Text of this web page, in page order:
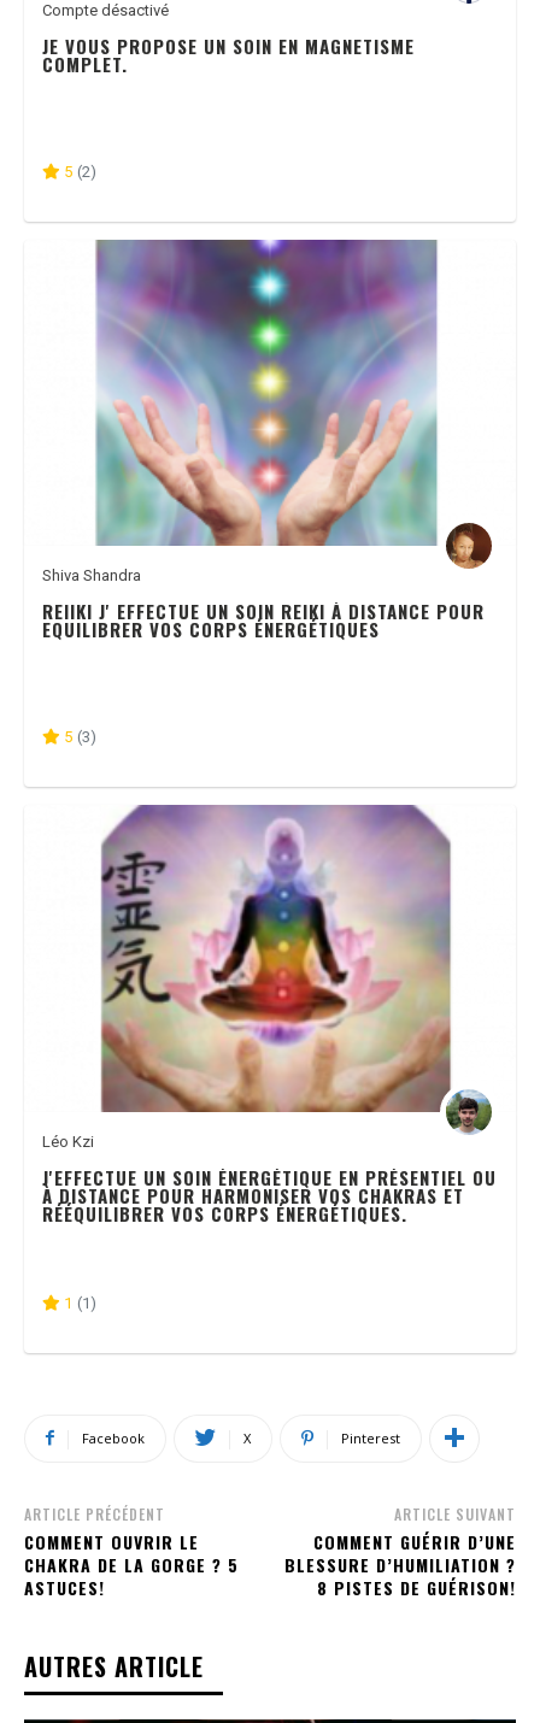
Compte désactivé
JE VOUS PROPOSE UN SOIN EN MAGNETISME
COMPLET.
5 (2)
Shiva Shandra
REIIKI J' EFFECTUE UN SOIN REIKI À DISTANCE POUR
EQUILIBRER VOS CORPS ÉNERGÉTIQUES
5 (3)
Léo Kzi
J'EFFECTUE UN SOIN ÉNERGÉTIQUE EN PRÉSENTIEL OU
À DISTANCE POUR HARMONISER VOS CHAKRAS ET
RÉÉQUILIBRER VOS CORPS ÉNERGÉTIQUES.
1 (1)
Facebook X Pinterest
ARTICLE PRÉCÉDENT
COMMENT OUVRIR LE
CHAKRA DE LA GORGE ? 5
ASTUCES!
ARTICLE SUIVANT
COMMENT GUÉRIR D’UNE
BLESSURE D’HUMILIATION ?
8 PISTES DE GUÉRISON!
AUTRES ARTICLE